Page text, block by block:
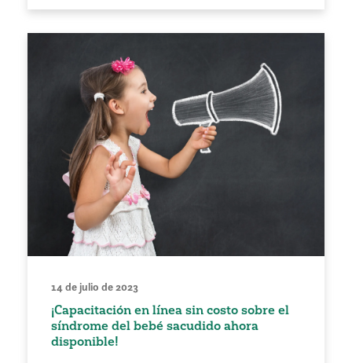
14 de julio de 2023
¡Capacitación en línea sin costo sobre el
síndrome del bebé sacudido ahora
disponible!